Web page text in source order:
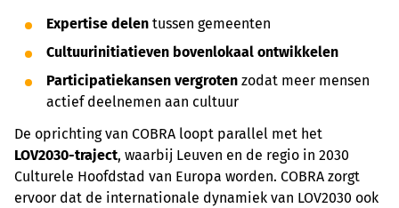
Expertise delen tussen gemeenten
Cultuurinitiatieven bovenlokaal ontwikkelen
Participatiekansen vergroten zodat meer mensen
actief deelnemen aan cultuur
De oprichting van COBRA loopt parallel met het
LOV2030-traject, waarbij Leuven en de regio in 2030
Culturele Hoofdstad van Europa worden. COBRA zorgt
ervoor dat de internationale dynamiek van LOV2030 ook